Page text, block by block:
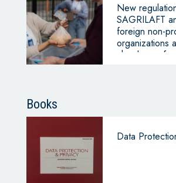
New
SAGRILAFT
foreign non-
organizations
chambers of
Books
Data